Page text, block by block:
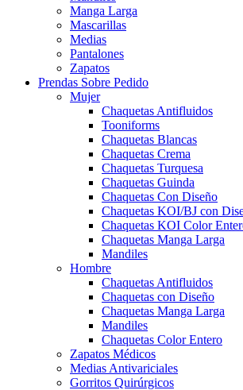
Manga Larga
Mascarillas
Medias
Pantalones
Zapatos
Prendas Sobre Pedido
Mujer
Chaquetas Antifluidos
Tooniforms
Chaquetas Blancas
Chaquetas Crema
Chaquetas Turquesa
Chaquetas Guinda
Chaquetas Con Diseño
Chaquetas KOI/BJ con
Chaquetas KOI Color
Chaquetas Manga Larga
Mandiles
Hombre
Chaquetas Antifluidos
Chaquetas con Diseño
Chaquetas Manga Larga
Mandiles
Chaquetas Color Entero
Zapatos Médicos
Medias Antivariciales
Gorritos Quirúrgicos